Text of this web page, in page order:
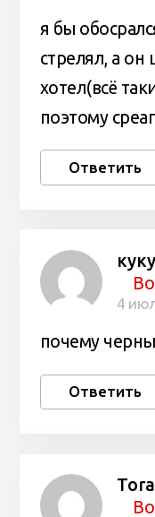
я бы
стрелял, а он
хотел(всё
поэтому
Ответить
куку
4
почему
Ответить